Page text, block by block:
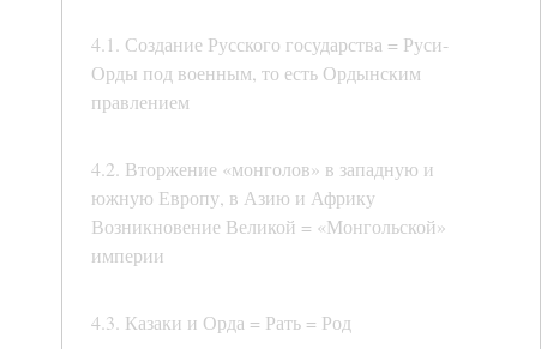
4.1. Создание Русского государства = Руси-
Орды под военным, то есть Ордынским
правлением
4.2. Вторжение «монголов» в западную и
южную Европу, в Азию и Африку
Возникновение Великой = «Монгольской»
империи
4.3. Казаки и Орда = Рать = Род